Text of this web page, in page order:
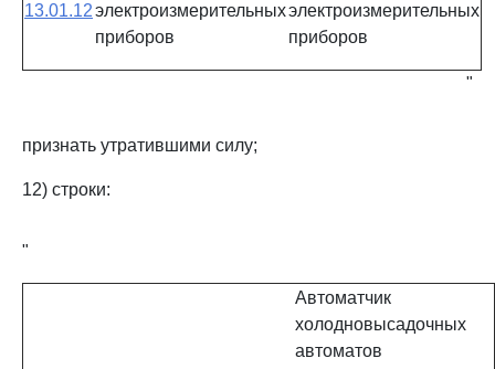
13.01.12электроизмерительных
приборов
электроизмерительных
приборов
"
признать утратившими силу;
12) строки:
"
Автоматчик
холодновысадочных
автоматов